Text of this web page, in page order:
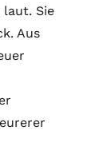
Sie
Aus